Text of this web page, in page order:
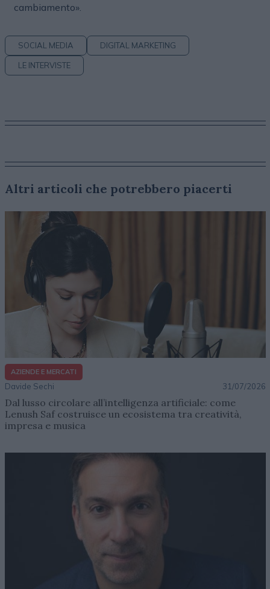
cambiamento».
SOCIAL MEDIA DIGITAL MARKETING
LE INTERVISTE
Altri articoli che potrebbero piacerti
AZIENDE E MERCATI
Davide Sechi 31/07/2026
Dal lusso circolare all’intelligenza artificiale: come
Lenush Saf costruisce un ecosistema tra creatività,
impresa e musica